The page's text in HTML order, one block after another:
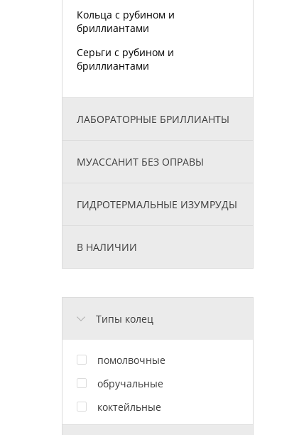
Кольца с рубином и
бриллиантами
Серьги с рубином и
бриллиантами
ЛАБОРАТОРНЫЕ БРИЛЛИАНТЫ
МУАССАНИТ БЕЗ ОПРАВЫ
ГИДРОТЕРМАЛЬНЫЕ ИЗУМРУДЫ
В НАЛИЧИИ
Типы колец
помолвочные
обручальные
коктейльные